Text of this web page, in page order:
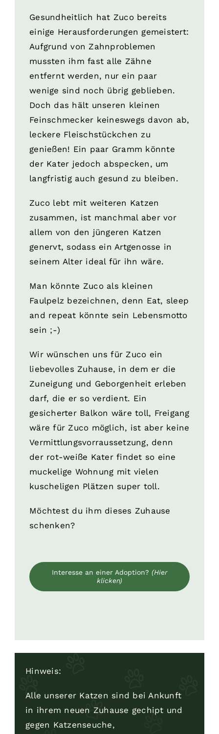
Gesundheitlich hat Zuco bereits
einige Herausforderungen gemeistert:
Aufgrund von Zahnproblemen
mussten ihm fast alle Zähne
entfernt werden, nur ein paar
wenige sind noch übrig geblieben.
Doch das hält unseren kleinen
Feinschmecker keineswegs davon ab,
leckere Fleischstückchen zu
genießen! Ein paar Gramm könnte
der Kater jedoch abspecken, um
langfristig auch gesund zu bleiben.
Zuco lebt mit weiteren Katzen
zusammen, ist manchmal aber vor
allem von den jüngeren Katzen
genervt, sodass ein Artgenosse in
seinem Alter ideal für ihn wäre.
Man könnte Zuco als kleinen
Faulpelz bezeichnen, denn Eat, sleep
and repeat könnte sein Lebensmotto
sein ;-)
Wir wünschen uns für Zuco ein
liebevolles Zuhause, in dem er die
Zuneigung und Geborgenheit erleben
darf, die er so verdient. Ein
gesicherter Balkon wäre toll, Freigang
wäre für Zuco möglich, ist aber keine
Vermittlungsvorraussetzung, denn
der rot-weiße Kater findet so eine
muckelige Wohnung mit vielen
kuscheligen Plätzen super toll.
Möchtest du ihm dieses Zuhause
schenken?
Interesse an einer Adoption? (Hier
klicken)
Hinweis:
Alle unserer Katzen sind bei Ankunft
in ihrem neuen Zuhause gechipt und
gegen Katzenseuche,